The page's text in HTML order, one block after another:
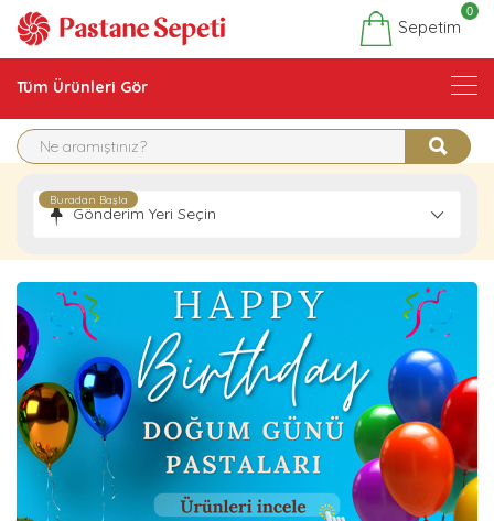
Sepetim
0
Tüm Ürünleri Gör
Buradan Başla
Gönderim Yeri Seçin